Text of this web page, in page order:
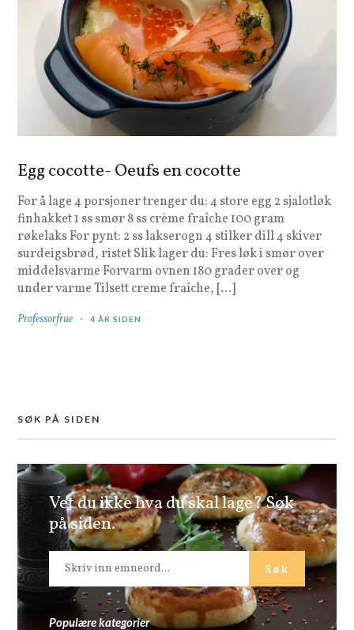
Egg cocotte- Oeufs en cocotte
For å lage 4 porsjoner trenger du: 4 store egg 2 sjalotløk
finhakket 1 ss smør 8 ss crème fraîche 100 gram
røkelaks For pynt: 2 ss lakserogn 4 stilker dill 4 skiver
surdeigsbrød, ristet Slik lager du: Fres løk i smør over
middelsvarme Forvarm ovnen 180 grader over og
under varme Tilsett creme fraîche, […]
Professorfrue 4 ÅR SIDEN
SØK PÅ SIDEN
Vet du ikke hva du skal lage? Søk
på siden.
Populære kategorier